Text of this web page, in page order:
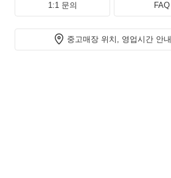
1:1 문의 FAQ
중고매장 위치, 영업시간 안내